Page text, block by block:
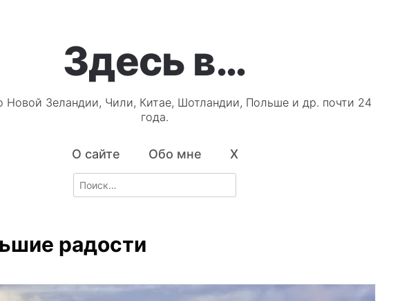
Здесь в…
Новой Зеландии, Чили, Китае, Шотландии, Польше и др. почти 24
года.
О сайте Обо мне X
Search
for:
радости